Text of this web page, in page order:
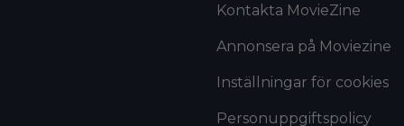
Kontakta MovieZine
Annonsera på Moviezine
Inställningar för cookies
Personuppgiftspolicy